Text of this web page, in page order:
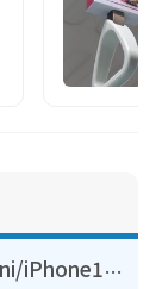
豐澤優惠勁減低至44折！Mac mini/iPhone17Pro大減價！廚房家電$220起